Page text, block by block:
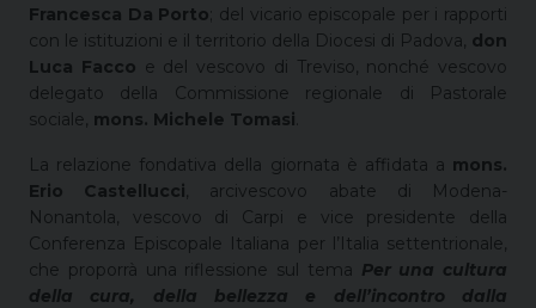
Francesca Da Porto; del vicario episcopale per i rapporti
con le istituzioni e il territorio della Diocesi di Padova, don
Luca Facco e del vescovo di Treviso, nonché vescovo
delegato della Commissione regionale di Pastorale
sociale, mons. Michele Tomasi
La relazione fondativa della giornata è affidata a mons.
Erio Castellucci, arcivescovo abate di Modena-
Nonantola, vescovo di Carpi e vice presidente della
Conferenza Episcopale Italiana per l’Italia settentrionale,
che proporrà una riflessione sul tema Per una cultura
della cura, della bellezza e dell’incontro dalla